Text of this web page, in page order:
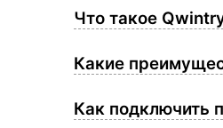
Что такое
Какие
Как подключить